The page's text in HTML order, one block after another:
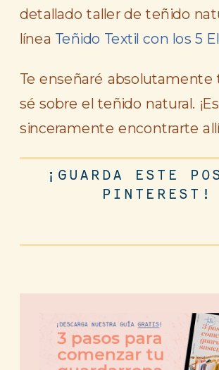
detallado taller de teñido
línea Teñido Textil con los 5
Te enseñaré absolutamente
sé sobre el teñido natural.
sinceramente encontrarte
¡GUARDA ESTE
PINTEREST!